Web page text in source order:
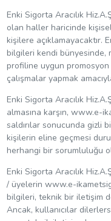
Enki Sigorta Aracılık
olan haller haricinde
kişilere açıklamayacaktır.
bilgileri kendi bünyesinde,
profiline uygun
çalışmalar yapmak
Enki Sigorta Aracılık
almasına karşın, www.e-
saldırılar sonucunda gizli
kişilerin eline geçmesi
herhangi bir sorumluluğu
Enki Sigorta Aracılık
/ üyelerin www.e-
bilgileri, teknik bir iletişim
Ancak, kullanıcılar